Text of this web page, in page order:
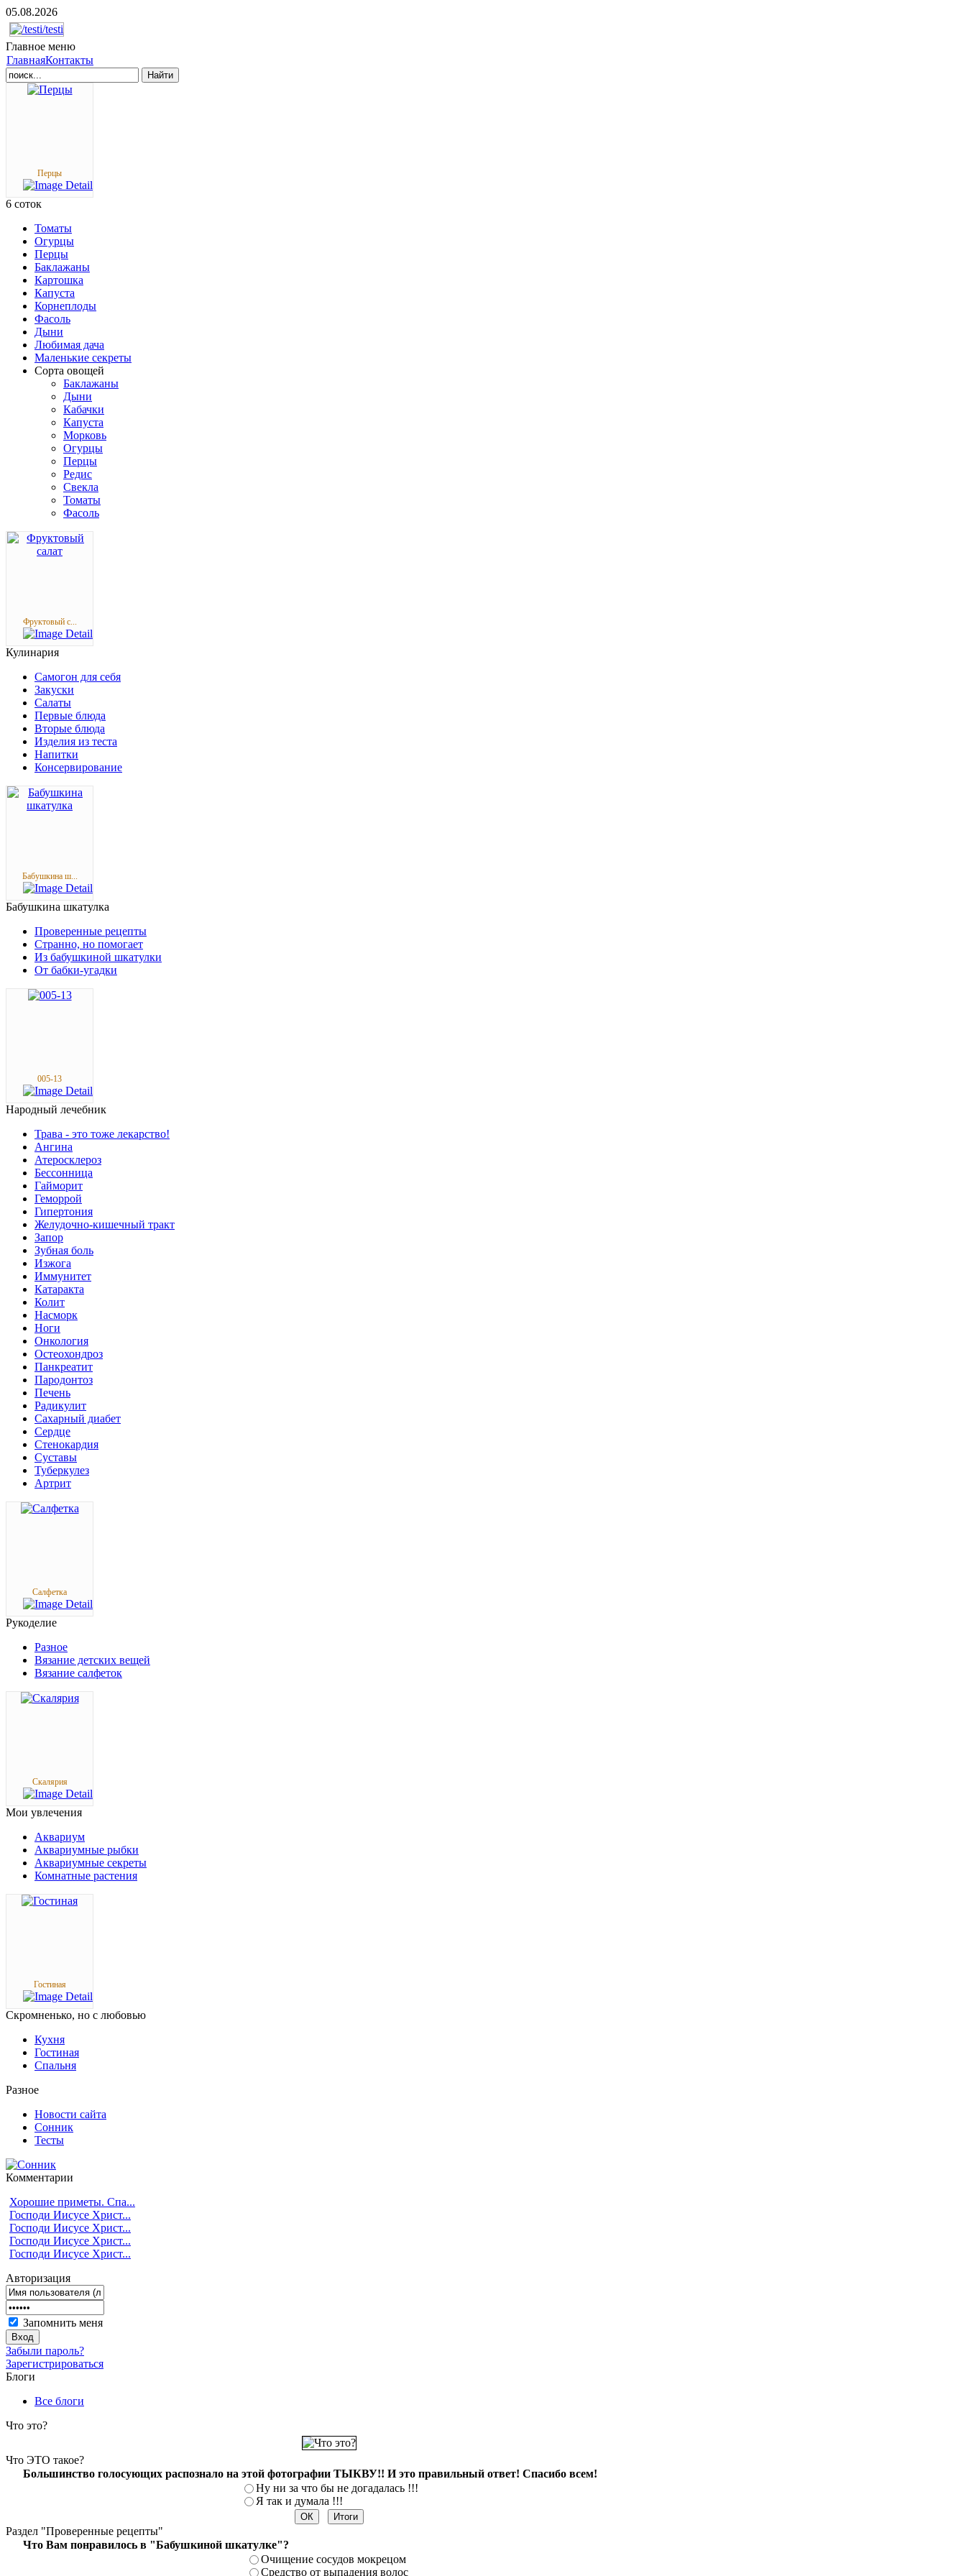
05.08.2026
Главное меню
ГлавнаяКонтакты
Найти
Перцы
6 соток
Томаты
Огурцы
Перцы
Баклажаны
Картошка
Капуста
Корнеплоды
Фасоль
Дыни
Любимая дача
Маленькие секреты
Сорта овощей
Баклажаны
Дыни
Кабачки
Капуста
Морковь
Огурцы
Перцы
Редис
Свекла
Томаты
Фасоль
Фруктовый с...
Кулинария
Самогон для себя
Закуски
Салаты
Первые блюда
Вторые блюда
Изделия из теста
Напитки
Консервирование
Бабушкина ш...
Бабушкина шкатулка
Проверенные рецепты
Странно, но помогает
Из бабушкиной шкатулки
От бабки-угадки
005-13
Народный лечебник
Трава - это тоже лекарство!
Ангина
Атеросклероз
Бессонница
Гайморит
Геморрой
Гипертония
Желудочно-кишечный тракт
Запор
Зубная боль
Изжога
Иммунитет
Катаракта
Колит
Насморк
Ноги
Онкология
Остеохондроз
Панкреатит
Пародонтоз
Печень
Радикулит
Сахарный диабет
Сердце
Стенокардия
Суставы
Туберкулез
Артрит
Салфетка
Рукоделие
Разное
Вязание детских вещей
Вязание салфеток
Скалярия
Мои увлечения
Аквариум
Аквариумные рыбки
Аквариумные секреты
Комнатные растения
Гостиная
Скромненько, но с любовью
Кухня
Гостиная
Спальня
Разное
Новости сайта
Сонник
Тесты
Комментарии
Хорошие приметы. Спа...
Господи Иисусе Христ...
Господи Иисусе Христ...
Господи Иисусе Христ...
Господи Иисусе Христ...
Авторизация
Запомнить меня
Забыли пароль?
Зарегистрироваться
Блоги
Все блоги
Что это?
Что ЭТО такое?
Большинство голосующих распознало на этой фотографии ТЫКВУ!! И это правильный ответ! Спасибо всем!
Ну ни за что бы не догадалась !!!
Я так и думала !!!
Раздел "Проверенные рецепты"
Что Вам понравилось в "Бабушкиной шкатулке"?
Очищение сосудов мокрецом
Средство от выпадения волос